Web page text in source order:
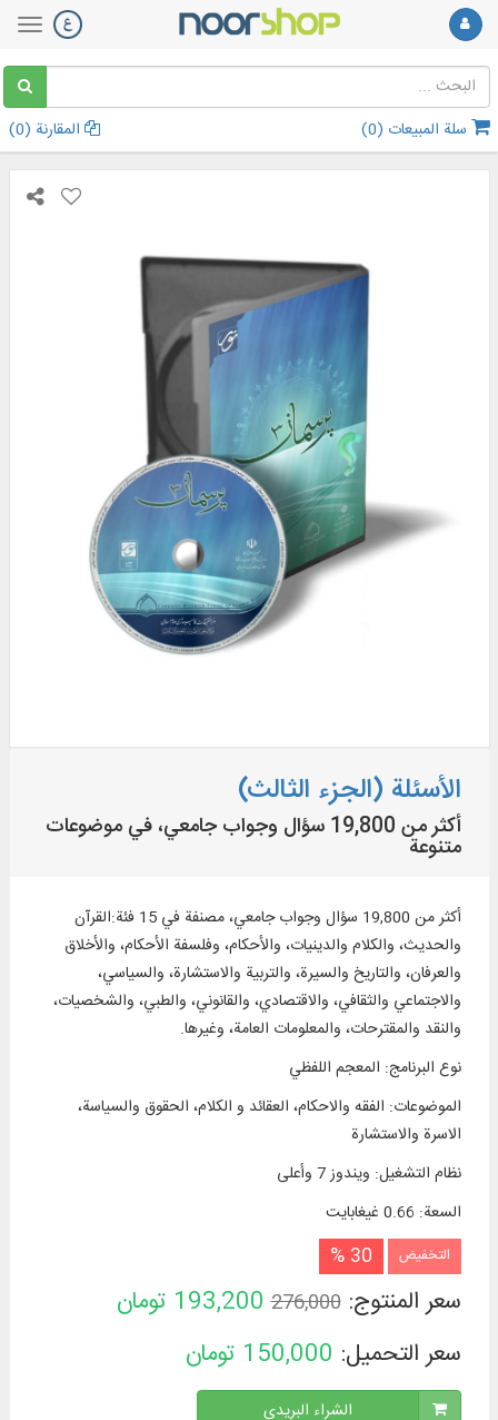
سلة المبيعات (0
) المقارنة (0
)
الأسئلة (الجزء الثالث)
أكثر من 19,800 سؤال وجواب جامعي، في موضوعات
متنوعة
أكثر من 19,800 سؤال وجواب جامعي، مصنفة في 15 فئة:القرآن
والحديث، والكلام والدينيات، والأحكام، وفلسفة الأحكام، والأخلاق
والعرفان، والتاريخ والسيرة، والتربية والاستشارة، والسياسي،
والاجتماعي والثقافي، والاقتصادي، والقانوني، والطبي، والشخصيات،
والنقد والمقترحات، والمعلومات العامة، وغيرها.
نوع البرنامج: المعجم اللفظي
الموضوعات: الفقه والاحكام، العقائد و الكلام، الحقوق والسياسة،
الاسرة والاستشارة
نظام التشغیل: ويندوز 7 وأعلی
السعة: 0.66 غيغابايت
التخفيض 30 %
سعر المنتوج:276,000
193,200 تومان
سعر التحميل: 150,000 تومان
الشراء البريدي